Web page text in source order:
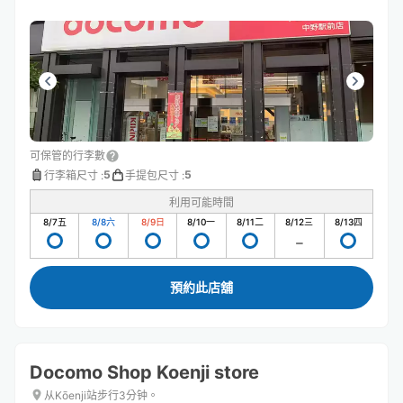
可保管的行李數
行李箱尺寸 :5 手提包尺寸 :5
利用可能時間
8/7五 8/8六 8/9日 8/10一 8/11二 8/12三 8/13四
預約此店舖
Docomo Shop Koenji store
从Kōenji站步行3分钟。